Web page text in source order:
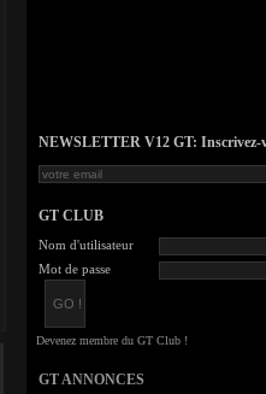
NEWSLETTER V12 GT: Inscrivez-
GT CLUB
Nom d'utilisateur
Mot de passe
GT ANNONCES